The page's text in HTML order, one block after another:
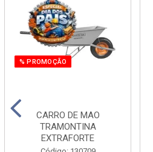
% PROMOÇÃO
CARRO DE MAO
TRAMONTINA
EXTRAFORTE